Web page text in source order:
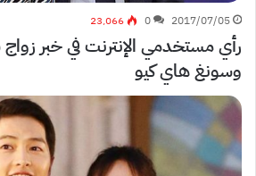
2017/07/05
0 23٬066
رأي مستخدمي الإنترنت في خبر
وسونغ هاي كيو